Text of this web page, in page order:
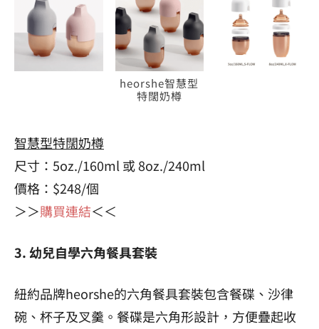
heorshe智慧型
特闊奶樽
智慧型特闊奶樽
尺寸：5oz./160ml 或 8oz./240ml
價格：$248/個
＞＞購買連結＜＜
3. 幼兒自學六角餐具套裝
紐約品牌heorshe的六角餐具套裝包含餐碟、沙律
碗、杯子及叉羹。餐碟是六角形設計，方便疊起收